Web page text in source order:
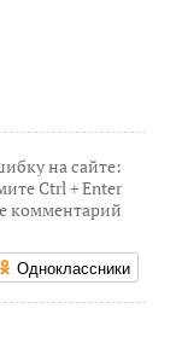
на сайте:
Ctrl + Enter
комментарий
Одноклассники